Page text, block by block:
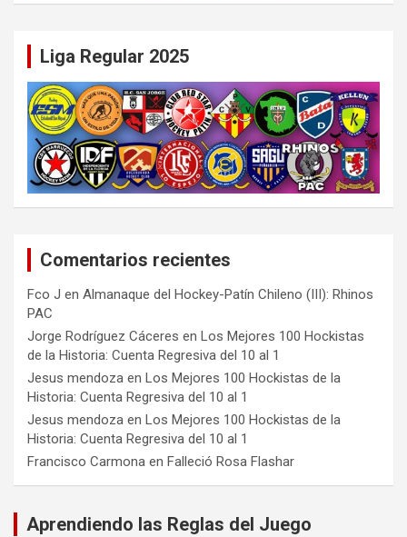
Liga Regular 2025
Comentarios recientes
Fco J en Almanaque del Hockey-Patín Chileno (III): Rhinos
PAC
Jorge Rodríguez Cáceres en Los Mejores 100 Hockistas
de la Historia: Cuenta Regresiva del 10 al 1
Jesus mendoza en Los Mejores 100 Hockistas de la
Historia: Cuenta Regresiva del 10 al 1
Jesus mendoza en Los Mejores 100 Hockistas de la
Historia: Cuenta Regresiva del 10 al 1
Francisco Carmona en Falleció Rosa Flashar
Aprendiendo las Reglas del Juego